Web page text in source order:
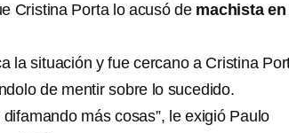
Cristina Porta lo acusó de machista en
la situación y fue cercano a Cristina
de mentir sobre lo sucedido.
más cosas”, le exigió Paulo